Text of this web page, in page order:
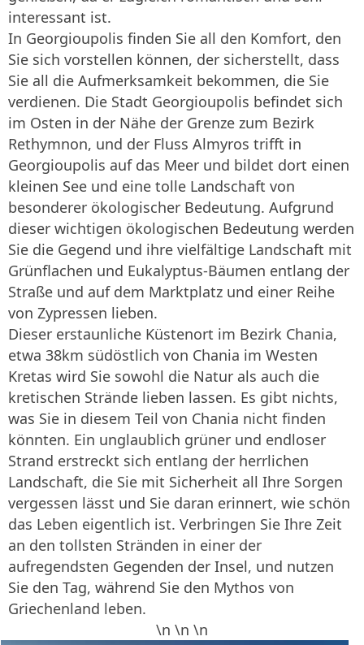
interessant ist.
In Georgioupolis finden Sie all den Komfort, den
Sie sich vorstellen können, der sicherstellt, dass
Sie all die Aufmerksamkeit bekommen, die Sie
verdienen. Die Stadt Georgioupolis befindet sich
im Osten in der Nähe der Grenze zum Bezirk
Rethymnon, und der Fluss Almyros trifft in
Georgioupolis auf das Meer und bildet dort einen
kleinen See und eine tolle Landschaft von
besonderer ökologischer Bedeutung. Aufgrund
dieser wichtigen ökologischen Bedeutung werden
Sie die Gegend und ihre vielfältige Landschaft mit
Grünflachen und Eukalyptus-Bäumen entlang der
Straße und auf dem Marktplatz und einer Reihe
von Zypressen lieben.
Dieser erstaunliche Küstenort im Bezirk Chania,
etwa 38km südöstlich von Chania im Westen
Kretas wird Sie sowohl die Natur als auch die
kretischen Strände lieben lassen. Es gibt nichts,
was Sie in diesem Teil von Chania nicht finden
könnten. Ein unglaublich grüner und endloser
Strand erstreckt sich entlang der herrlichen
Landschaft, die Sie mit Sicherheit all Ihre Sorgen
vergessen lässt und Sie daran erinnert, wie schön
das Leben eigentlich ist. Verbringen Sie Ihre Zeit
an den tollsten Stränden in einer der
aufregendsten Gegenden der Insel, und nutzen
Sie den Tag, während Sie den Mythos von
Griechenland leben.
\n \n \n